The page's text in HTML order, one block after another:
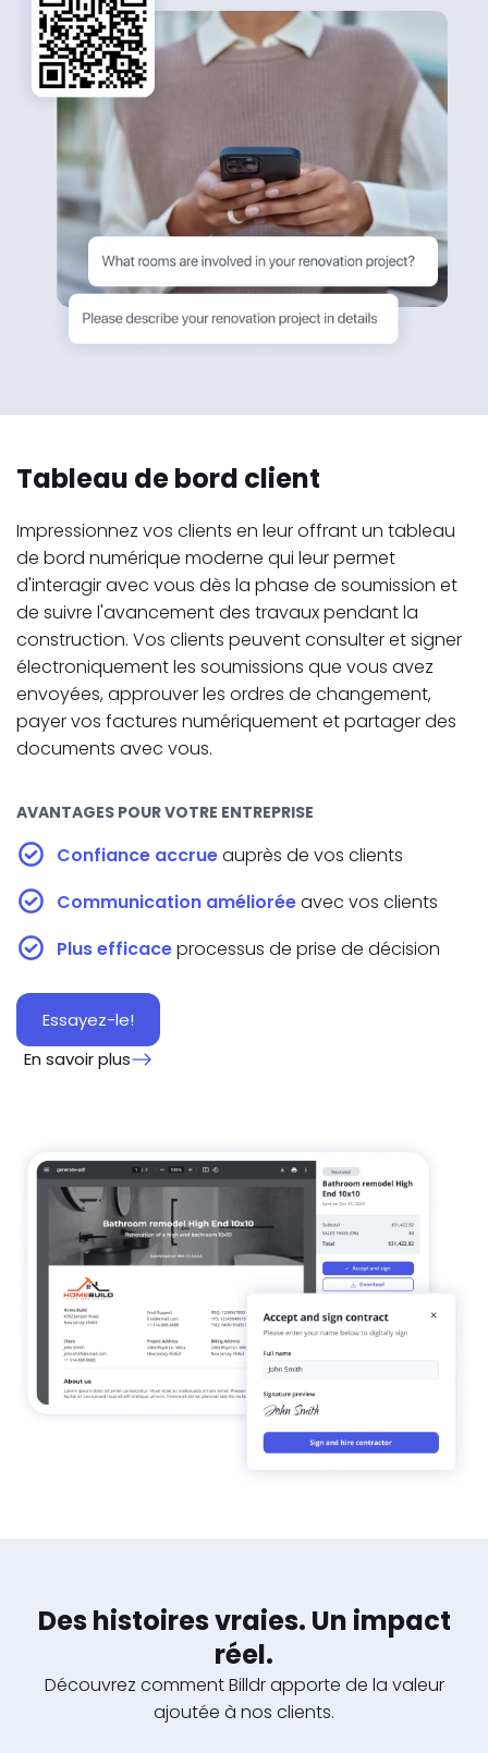
Tableau de bord client
Impressionnez vos clients en leur offrant un tableau
de bord numérique moderne qui leur permet
d'interagir avec vous dès la phase de soumission et
de suivre l'avancement des travaux pendant la
construction. Vos clients peuvent consulter et signer
électroniquement les soumissions que vous avez
envoyées, approuver les ordres de changement,
payer vos factures numériquement et partager des
documents avec vous.
AVANTAGES POUR VOTRE ENTREPRISE
Confiance accrueauprès de vos clients
Communication amélioréeavec vos clients
Plus efficaceprocessus de prise de décision
Essayez-le!
En savoir plus
Des histoires vraies. Un impact
réel.
Découvrez comment Billdr apporte de la valeur
ajoutée à nos clients.